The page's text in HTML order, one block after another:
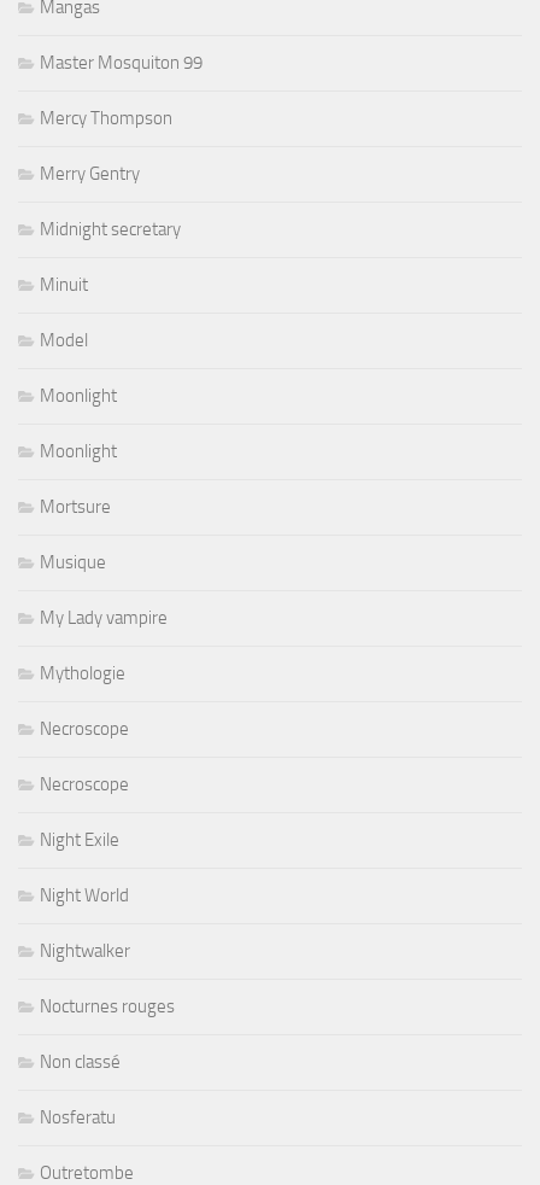
Mangas
Master Mosquiton 99
Mercy Thompson
Merry Gentry
Midnight secretary
Minuit
Model
Moonlight
Moonlight
Mortsure
Musique
My Lady vampire
Mythologie
Necroscope
Necroscope
Night Exile
Night World
Nightwalker
Nocturnes rouges
Non classé
Nosferatu
Outretombe